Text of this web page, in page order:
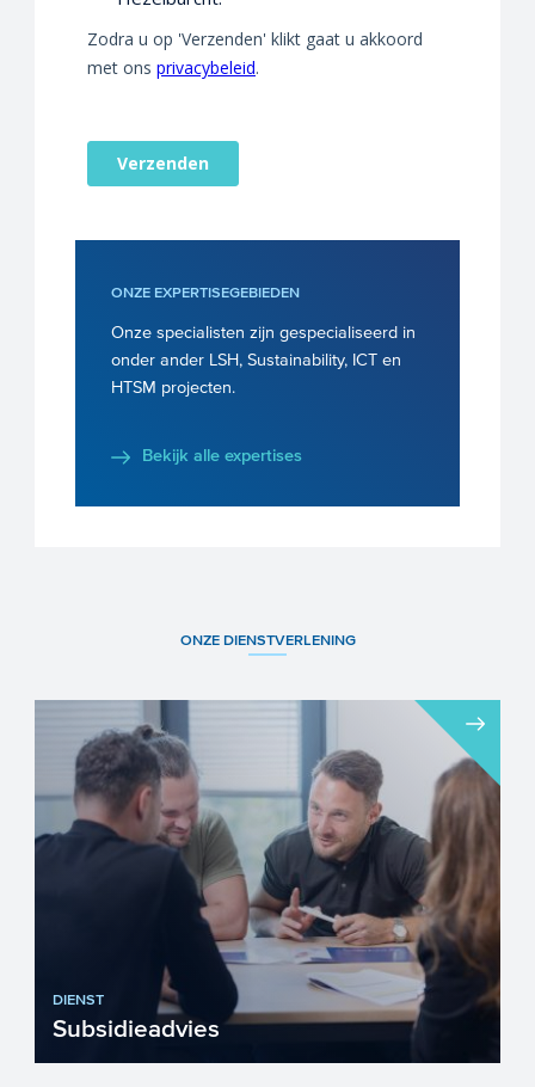
ONZE EXPERTISEGEBIEDEN
Onze specialisten zijn gespecialiseerd in
onder ander LSH, Sustainability, ICT en
HTSM projecten.
Bekijk alle expertises
ONZE DIENSTVERLENING
DIENST
Subsidieadvies